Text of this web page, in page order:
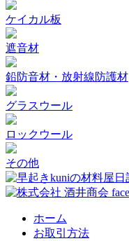
ケイカル板
遮音材
鉛防音材・放射線防護材
グラスウール
ロックウール
その他
ホーム
お取引方法